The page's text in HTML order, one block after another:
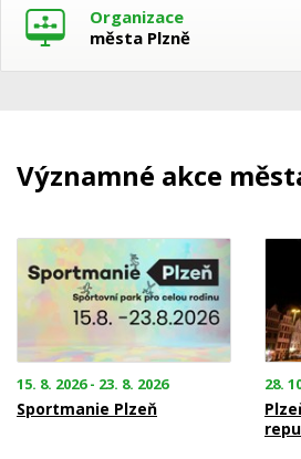
Organizace
města Plzně
Významné akce
15. 8. 2026 - 23. 8. 2026
Sportmanie Plzeň
28.